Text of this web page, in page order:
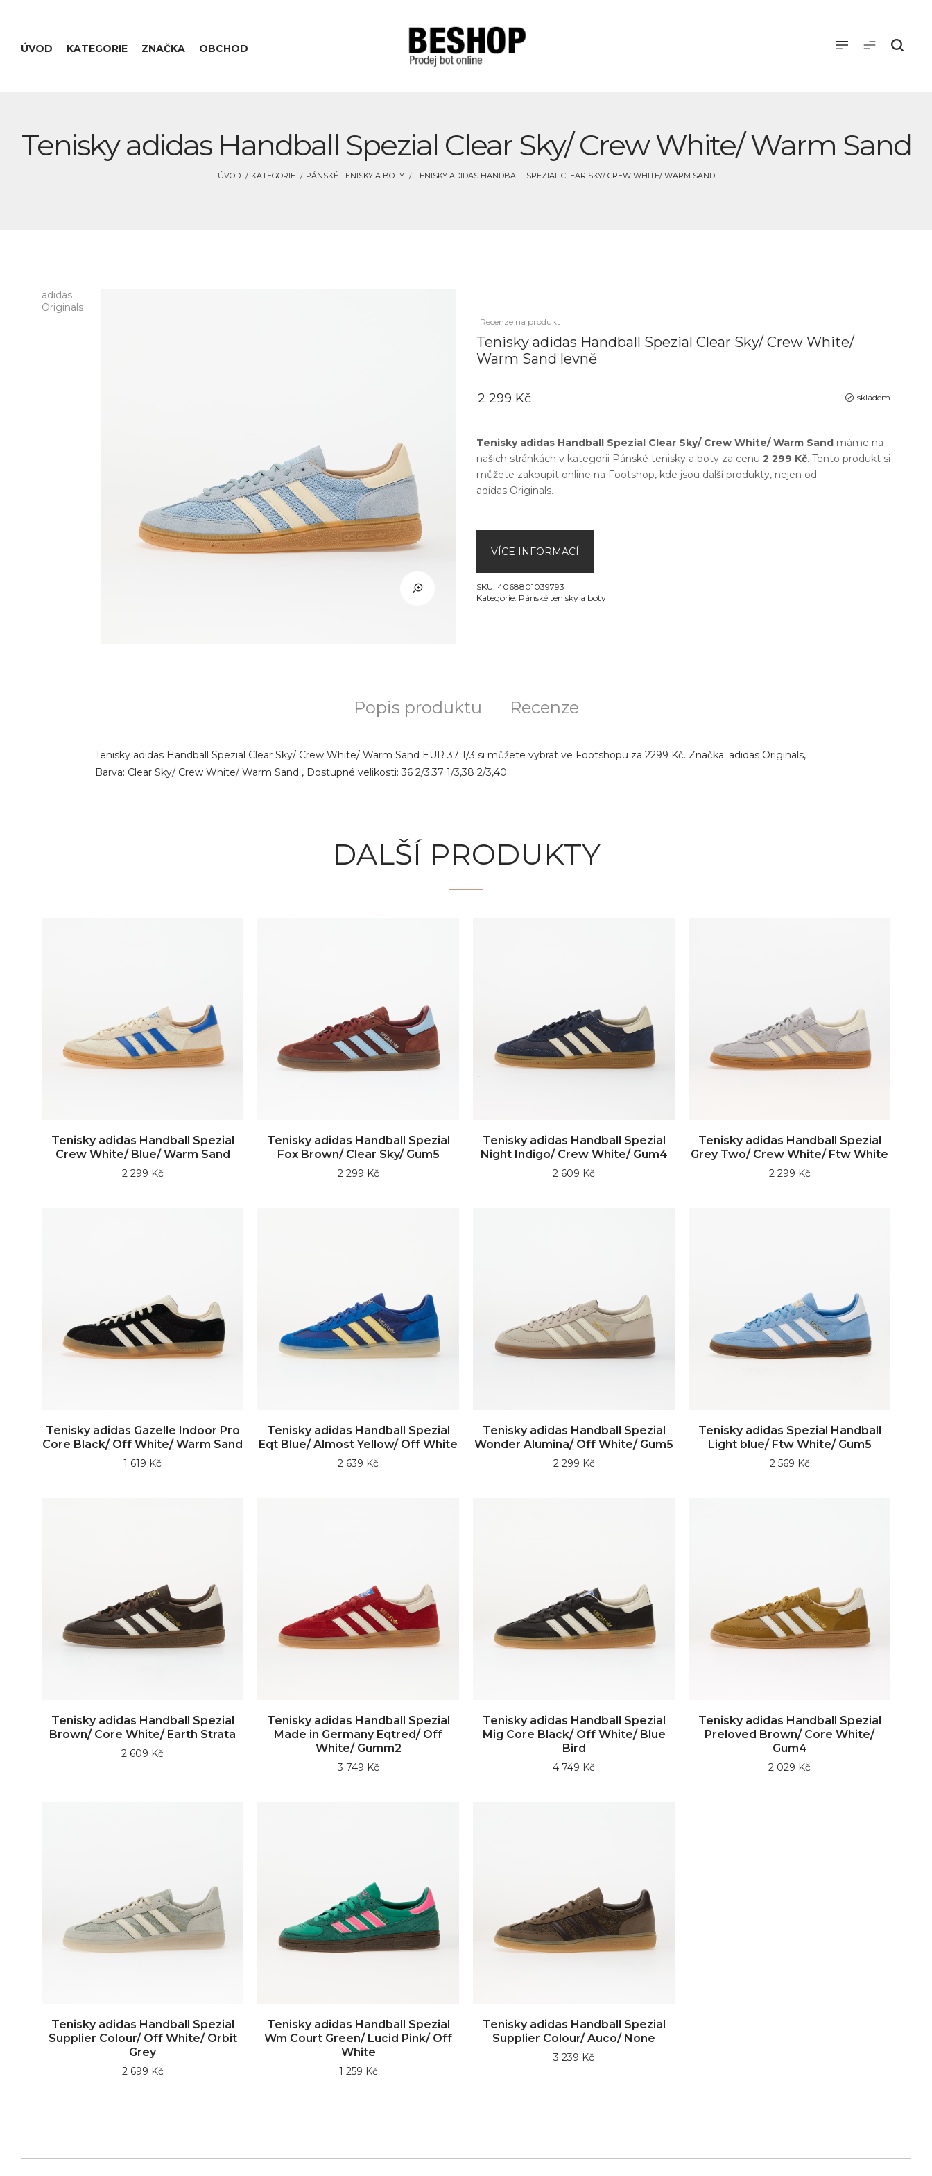
ÚVOD KATEGORIE ZNAČKA OBCHOD
Tenisky adidas Handball Spezial Clear Sky/ Crew White/ Warm Sand
ÚVOD KATEGORIE PÁNSKÉ TENISKY A BOTY TENISKY ADIDAS HANDBALL SPEZIAL CLEAR SKY/ CREW WHITE/ WARM SAND
adidas
Originals
Recenze na produkt
Tenisky adidas Handball Spezial Clear Sky/ Crew White/
Warm Sand levně
skladem
2 299 Kč
Tenisky adidas Handball Spezial Clear Sky/ Crew White/ Warm Sand máme na
našich stránkách v kategorii Pánské tenisky a boty za cenu 2 299 Kč. Tento produkt si
můžete zakoupit online na Footshop, kde jsou další produkty, nejen od
adidas Originals.
VÍCE INFORMACÍ
SKU: 4068801039793
Kategorie: Pánské tenisky a boty
Popis produktu Recenze
Tenisky adidas Handball Spezial Clear Sky/ Crew White/ Warm Sand EUR 37 1/3 si můžete vybrat ve Footshopu za 2299 Kč. Značka: adidas Originals,
Barva: Clear Sky/ Crew White/ Warm Sand , Dostupné velikosti: 36 2/3,37 1/3,38 2/3,40
DALŠÍ PRODUKTY
Tenisky adidas Handball Spezial
Crew White/ Blue/ Warm Sand
2 299 Kč
Tenisky adidas Handball Spezial
Fox Brown/ Clear Sky/ Gum5
2 299 Kč
Tenisky adidas Handball Spezial
Night Indigo/ Crew White/ Gum4
2 609 Kč
Tenisky adidas Handball Spezial
Grey Two/ Crew White/ Ftw White
2 299 Kč
Tenisky adidas Gazelle Indoor Pro
Core Black/ Off White/ Warm Sand
1 619 Kč
Tenisky adidas Handball Spezial
Eqt Blue/ Almost Yellow/ Off White
2 639 Kč
Tenisky adidas Handball Spezial
Wonder Alumina/ Off White/ Gum5
2 299 Kč
Tenisky adidas Spezial Handball
Light blue/ Ftw White/ Gum5
2 569 Kč
Tenisky adidas Handball Spezial
Brown/ Core White/ Earth Strata
2 609 Kč
Tenisky adidas Handball Spezial
Made in Germany Eqtred/ Off
White/ Gumm2
3 749 Kč
Tenisky adidas Handball Spezial
Mig Core Black/ Off White/ Blue
Bird
4 749 Kč
Tenisky adidas Handball Spezial
Preloved Brown/ Core White/
Gum4
2 029 Kč
Tenisky adidas Handball Spezial
Supplier Colour/ Off White/ Orbit
Grey
2 699 Kč
Tenisky adidas Handball Spezial
Wm Court Green/ Lucid Pink/ Off
White
1 259 Kč
Tenisky adidas Handball Spezial
Supplier Colour/ Auco/ None
3 239 Kč